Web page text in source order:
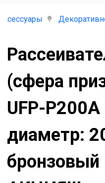
(сфера
UFP-Р200А
диаметр: